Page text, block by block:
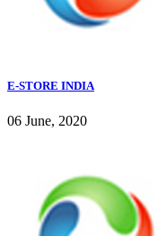
E-STORE INDIA
06 June, 2020